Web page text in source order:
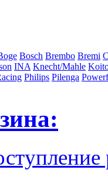
Bosch Brembo Bremi
INA Knecht/Mahle
Philips Pilenga